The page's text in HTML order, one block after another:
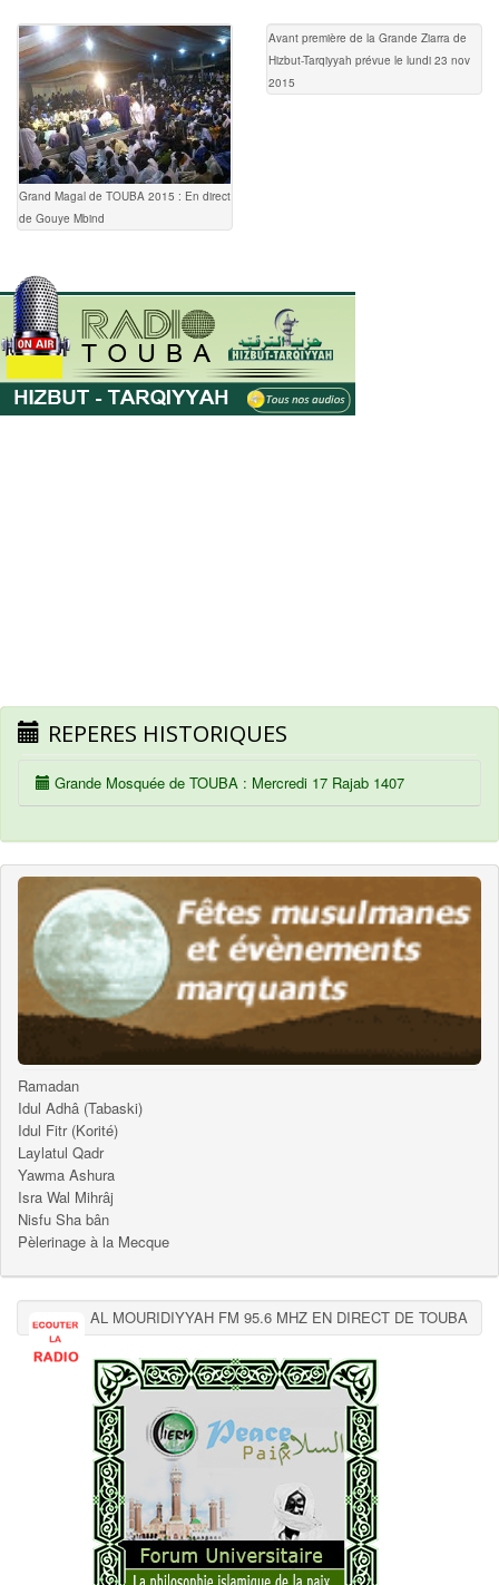
Grand Magal de TOUBA 2015 : En direct
de Gouye Mbind
Avant première de la Grande Ziarra de
Hizbut-Tarqiyyah prévue le lundi 23 nov
2015
REPERES HISTORIQUES
Grande Mosquée de TOUBA : Mercredi 17 Rajab 1407
Ramadan
Idul Adhâ (Tabaski)
Idul Fitr (Korité)
Laylatul Qadr
Yawma Ashura
Isra Wal Mihrâj
Nisfu Sha bân
Pèlerinage à la Mecque
AL MOURIDIYYAH FM 95.6 MHZ EN DIRECT DE TOUBA